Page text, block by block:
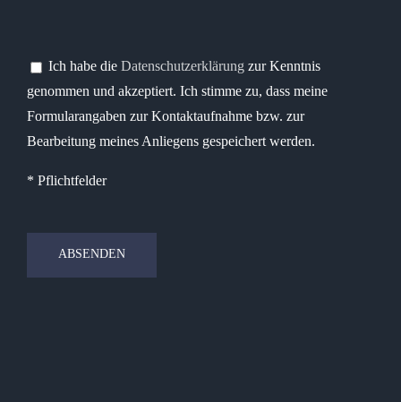
Ich habe die Datenschutzerklärung zur Kenntnis
genommen und akzeptiert. Ich stimme zu, dass meine
Formularangaben zur Kontaktaufnahme bzw. zur
Bearbeitung meines Anliegens gespeichert werden.
* Pflichtfelder